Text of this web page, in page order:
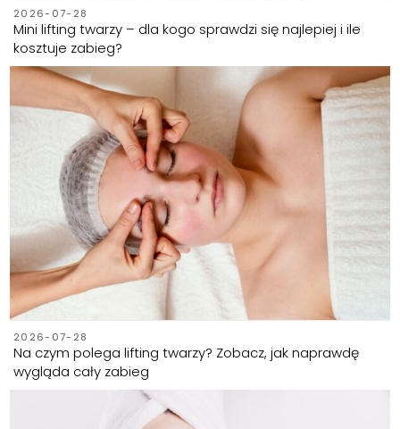
2026-07-28
Mini lifting twarzy – dla kogo sprawdzi się najlepiej i ile
kosztuje zabieg?
2026-07-28
Na czym polega lifting twarzy? Zobacz, jak naprawdę
wygląda cały zabieg